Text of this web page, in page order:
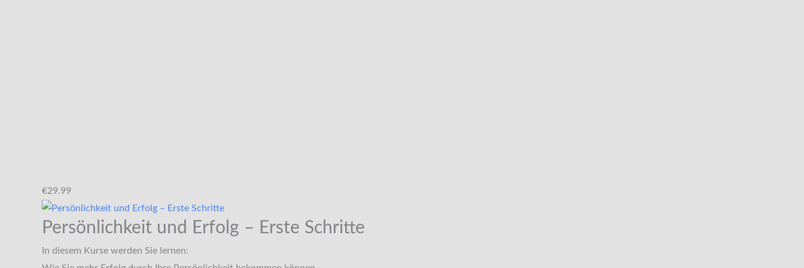
€29.99
Persönlichkeit und Erfolg – Erste Schritte
In diesem Kurse werden Sie lernen: